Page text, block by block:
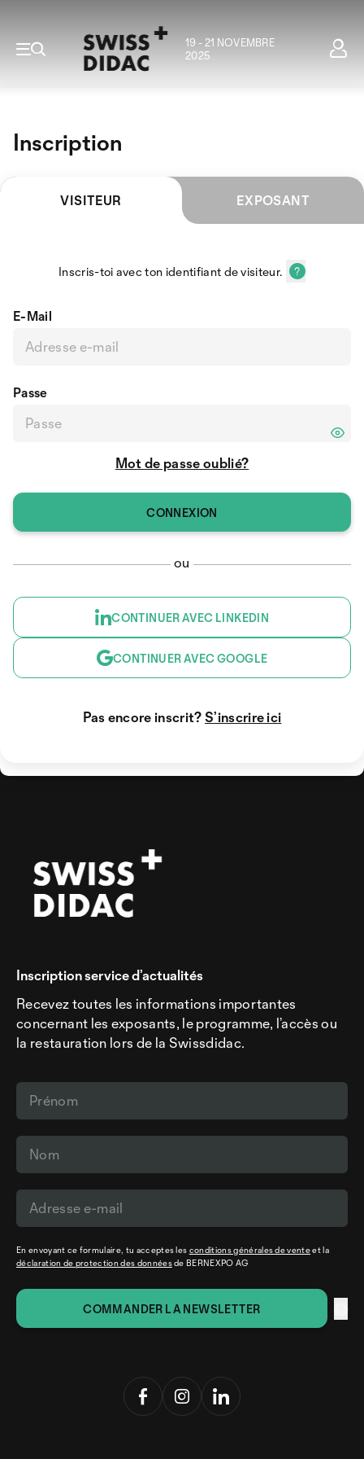
19 - 21 NOVEMBRE
2025
Inscription
VISITEUR EXPOSANT
Inscris-toi avec ton identifiant de visiteur.
E-Mail
Passe
Mot de passe oublié?
ou
CONTINUER AVEC LINKEDIN
CONTINUER AVEC GOOGLE
Pas encore inscrit?S’inscrire ici
Inscription service d’actualités
Recevez toutes les informations importantes
concernant les exposants, le programme, l’accès ou
la restauration lors de la Swissdidac.
En envoyant ce formulaire, tu acceptes les conditions générales de venteet la
déclaration de protection des donnéesde BERNEXPO AG